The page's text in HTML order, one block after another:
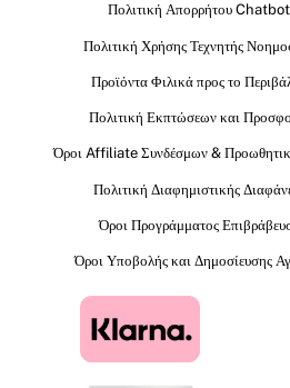
Πολιτική Απορρήτου
Πολιτική Χρήσης Τεχνητής
Προϊόντα Φιλικά προς το
Πολιτική Εκπτώσεων και
Όροι Affiliate Συνδέσμων &
Πολιτική Διαφημιστικής
Όροι Προγράμματος
Όροι Υποβολής και Δημοσίευσης